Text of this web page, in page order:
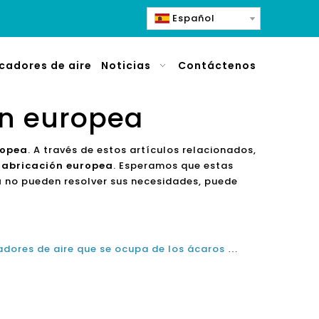
Español
de aire Noticias Contáctenos
europea
. A través de estos artículos relacionados,
europea. Esperamos que estas
no pueden resolver sus necesidades, puede
Fabricante alemán de purificadores de aire que se ocupa de los ácaros del polvo, la caspa de las mascotas y las esporas de moho.